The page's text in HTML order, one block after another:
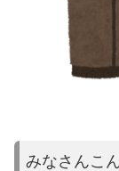
みなさんこ